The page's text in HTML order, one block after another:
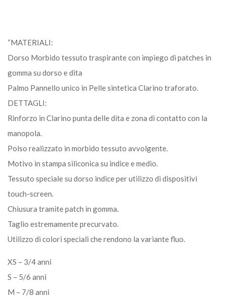
“MATERIALI:
Dorso Morbido tessuto traspirante con impiego di patches in
gomma su dorso e dita
Palmo Pannello unico in Pelle sintetica Clarino traforato.
DETTAGLI:
Rinforzo in Clarino punta delle dita e zona di contatto con la
manopola.
Polso realizzato in morbido tessuto avvolgente.
Motivo in stampa siliconica su indice e medio.
Tessuto speciale su dorso indice per utilizzo di dispositivi
touch-screen.
Chiusura tramite patch in gomma.
Taglio estremamente precurvato.
Utilizzo di colori speciali che rendono la variante fluo.
XS – 3/4 anni
S – 5/6 anni
M – 7/8 anni